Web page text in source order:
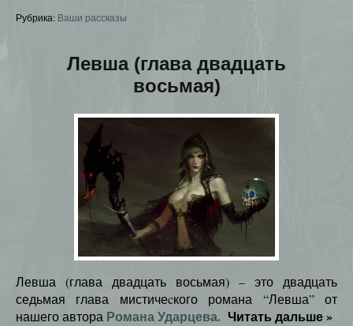
Рубрика: Ваши рассказы
Левша (глава двадцать
восьмая)
Левша (глава двадцать восьмая) – это двадцать
седьмая глава мистичеcкого романа “Левша” от
нашего автора Романа Ударцева. Читать дальше»